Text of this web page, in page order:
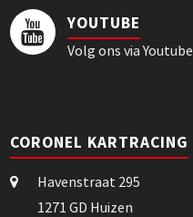
YOUTUBE
Volg ons via Youtube
CORONEL KARTRACING
Havenstraat 295
1271 GD Huizen